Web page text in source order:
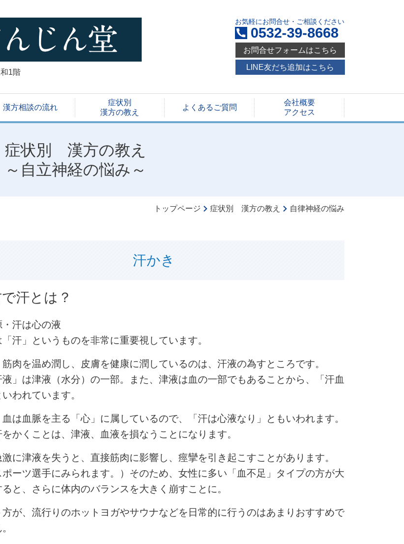
1階
お気軽にお問合せ・ご相談ください
0532-39-8668
お問合せフォームはこちら
LINE友だち追加はこちら
漢方相談の流れ
症状別
漢方の教え
よくあるご質問
会社概要
アクセス
症状別 漢方の教え
～自立神経の悩み～
トップページ 症状別 漢方の教え 自律神経の悩み
汗かき
汗とは？
汗は心の液
汗」というものを非常に重要視しています。
肉を温め潤し、皮膚を健康に潤しているのは、汗液の為すところです。
液」は津液（水分）の一部。また、津液は血の一部でもあることから、「汗血
われています。
血は血脈を主る「心」に属しているので、「汗は心液なり」ともいわれます。
かくことは、津液、血液を損なうことになります。
に津液を失うと、直接筋肉に影響し、痙攣を引き起こすことがあります。
ポーツ選手にみられます。）そのため、女性に多い「血不足」タイプの方が大
と、さらに体内のバランスを大きく崩すことに。
方が、流行りのホットヨガやサウナなどを日常的に行うのはあまりおすすめで